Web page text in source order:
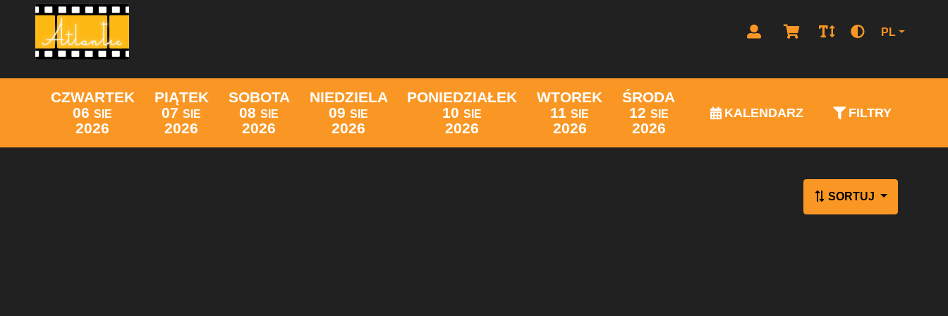
PL
CZWARTEK
06 SIE
2026
PIĄTEK
07 SIE
2026
SOBOTA
08 SIE
2026
NIEDZIELA
09 SIE
2026
PONIEDZIAŁEK
10 SIE
2026
WTOREK
11 SIE
2026
ŚRODA
12 SIE
2026
KALENDARZ FILTRY
SORTUJ